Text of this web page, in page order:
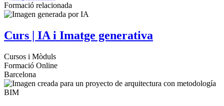
Formació relacionada
Curs | IA i Imatge generativa
Cursos i Mòduls
Formació Online
Barcelona